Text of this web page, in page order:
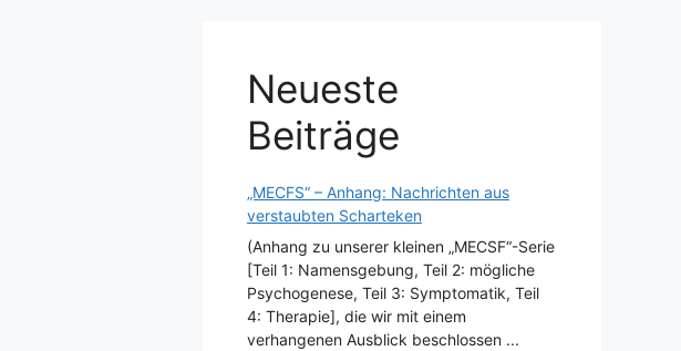
Neueste
Beiträge
„MECFS“ – Anhang: Nachrichten aus
verstaubten Scharteken
(Anhang zu unserer kleinen „MECSF“-Serie
[Teil 1: Namensgebung, Teil 2: mögliche
Psychogenese, Teil 3: Symptomatik, Teil
4: Therapie], die wir mit einem
verhangenen Ausblick beschlossen ...